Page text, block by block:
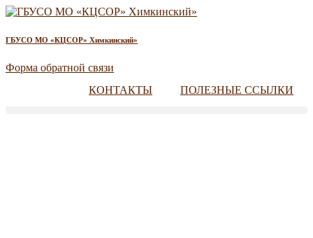
ГБУСО МО «КЦСОР» Химкинский»
Форма обратной связи
КОНТАКТЫ
ПОЛЕЗНЫЕ ССЫЛКИ